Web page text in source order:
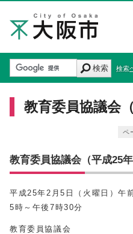
検索 検索
教育委員協議会
ペ
教育委員協議会（平成25年
平成25年2月5日（火曜日）午
5時～午後7時30分
教育委員協議会